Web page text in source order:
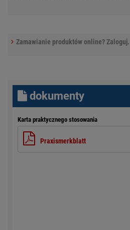
Zamawianie produktów online? Zaloguj.
dokumenty
Karta praktycznego stosowania
Praxismerkblatt